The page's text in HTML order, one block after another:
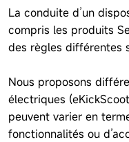
La conduite d’un
compris les produits
des règles différentes
Nous proposons
électriques
peuvent varier en
fonctionnalités ou